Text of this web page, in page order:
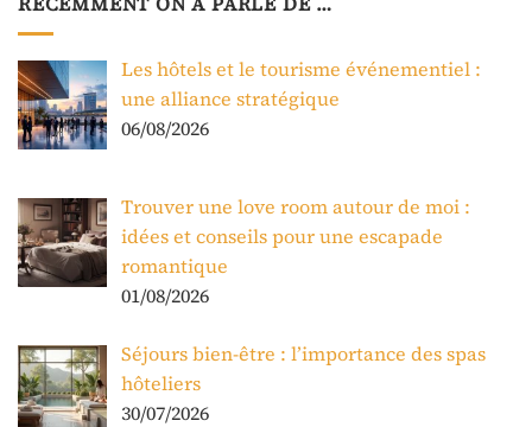
Les hôtels et le tourisme événementiel :
une alliance stratégique
06/08/2026
Trouver une love room autour de moi :
idées et conseils pour une escapade
romantique
01/08/2026
Séjours bien-être : l’importance des spas
hôteliers
30/07/2026